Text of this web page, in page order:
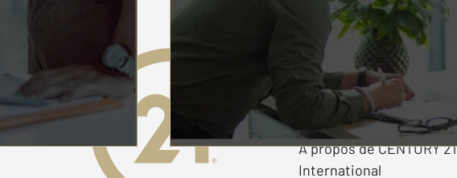
Offres d'emploi
Devenir franchisé
Century 21 France
Fine Homes & Estates
À propos de CENTURY 21
International